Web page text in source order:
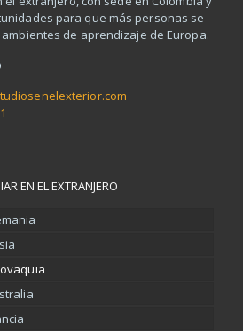
para que más personas se
de aprendizaje de Europa.
EN EL EXTRANJERO